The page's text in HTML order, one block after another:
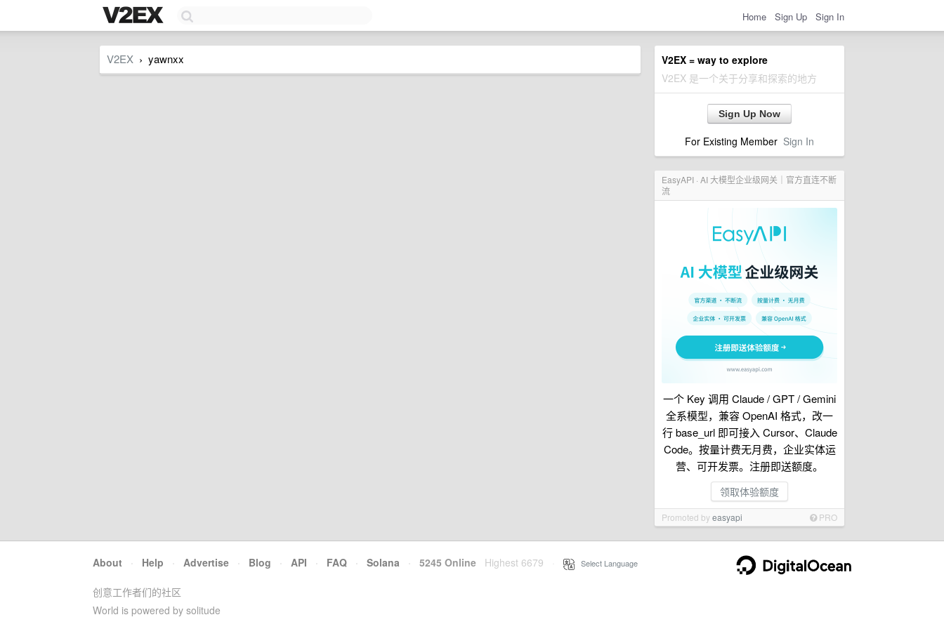
Home Sign Up Sign In
V2EX = way to explore
V2EX 是一个关于分享和探索的地方
Sign Up Now
For Existing Member Sign In
EasyAPI · AI 大模型企业级网关｜官方直连不断
流
一个 Key 调用 Claude / GPT / Gemini
全系模型，兼容 OpenAI 格式，改一
行 base_url 即可接入 Cursor、Claude
Code。按量计费无月费，企业实体运
营、可开发票。注册即送额度。
领取体验额度
Promoted byeasyapi PRO
V2EX › yawnxx
About · Help · Advertise · Blog · API · FAQ · Solana · 5245 Online Highest 6679 Select Language
创意工作者们的社区
World is powered by solitude